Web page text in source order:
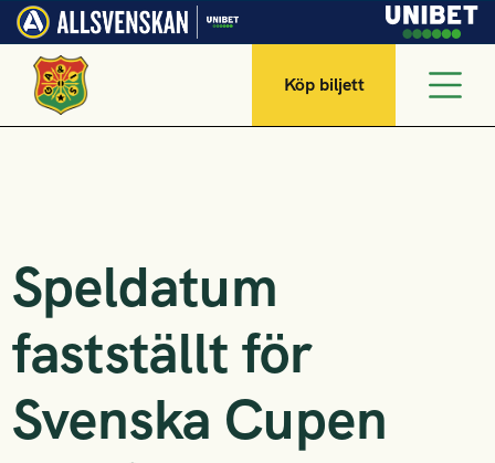
Köp biljett
Speldatum
fastställt för
Svenska Cupen